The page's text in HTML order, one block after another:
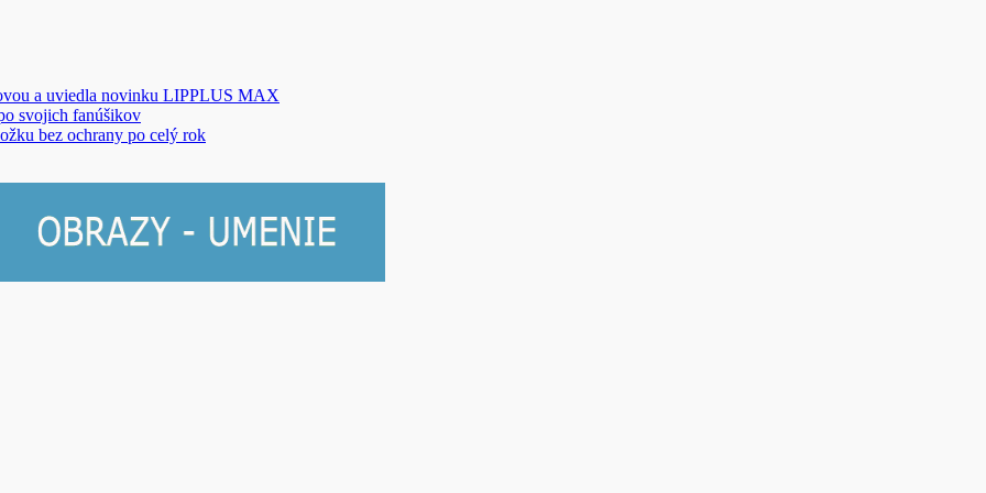
a uviedla novinku LIPPLUS MAX
svojich fanúšikov
bez ochrany po celý rok